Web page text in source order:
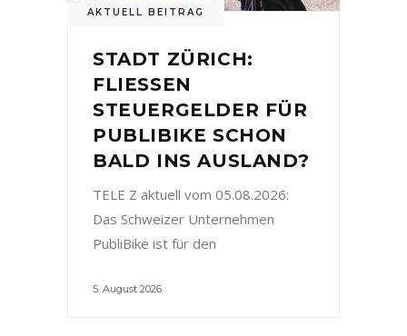
AKTUELL BEITRAG
STADT ZÜRICH:
FLIESSEN
STEUERGELDER FÜR
PUBLIBIKE SCHON
BALD INS AUSLAND?
TELE Z aktuell vom 05.08.2026:
Das Schweizer Unternehmen
PubliBike ist für den
5. August 2026